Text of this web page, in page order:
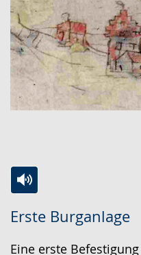
Erste Burganlage
Leichten
Sprache
Audio-
Unterstützung.
Video
in
Eine erste